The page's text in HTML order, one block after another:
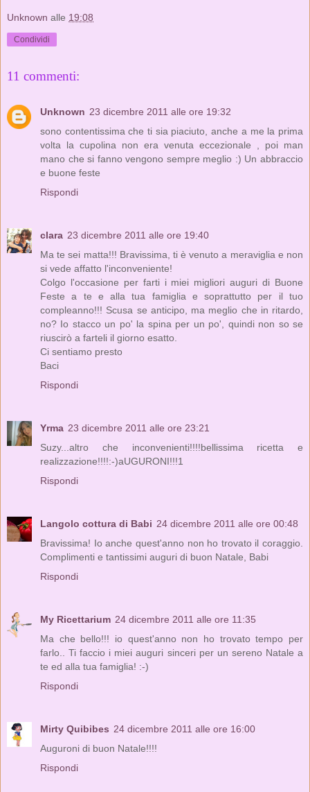
Unknown alle 19:08
Condividi
11 commenti:
Unknown 23 dicembre 2011 alle ore 19:32
sono contentissima che ti sia piaciuto, anche a me la prima
volta la cupolina non era venuta eccezionale , poi man
mano che si fanno vengono sempre meglio :) Un abbraccio
e buone feste
Rispondi
clara 23 dicembre 2011 alle ore 19:40
Ma te sei matta!!! Bravissima, ti è venuto a meraviglia e non
si vede affatto l'inconveniente!
Colgo l'occasione per farti i miei migliori auguri di Buone
Feste a te e alla tua famiglia e soprattutto per il tuo
compleanno!!! Scusa se anticipo, ma meglio che in ritardo,
no? Io stacco un po' la spina per un po', quindi non so se
riuscirò a farteli il giorno esatto.
Ci sentiamo presto
Baci
Rispondi
Yrma 23 dicembre 2011 alle ore 23:21
Suzy...altro che inconvenienti!!!!bellissima ricetta e
realizzazione!!!!:-)aUGURONI!!!1
Rispondi
Langolo cottura di Babi 24 dicembre 2011 alle ore 00:48
Bravissima! Io anche quest'anno non ho trovato il coraggio.
Complimenti e tantissimi auguri di buon Natale, Babi
Rispondi
My Ricettarium 24 dicembre 2011 alle ore 11:35
Ma che bello!!! io quest'anno non ho trovato tempo per
farlo.. Ti faccio i miei auguri sinceri per un sereno Natale a
te ed alla tua famiglia! :-)
Rispondi
Mirty Quibibes 24 dicembre 2011 alle ore 16:00
Auguroni di buon Natale!!!!
Rispondi